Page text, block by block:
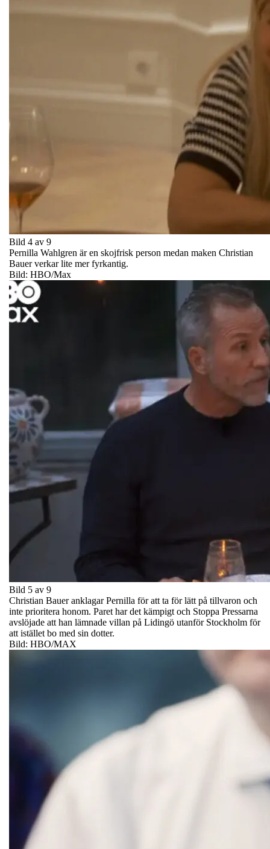
Bild 4 av 9
Pernilla Wahlgren är en skojfrisk person medan maken Christian
Bauer verkar lite mer fyrkantig.
Bild: HBO/Max
Bild 5 av 9
Christian Bauer anklagar Pernilla för att ta för lätt på tillvaron och
inte prioritera honom. Paret har det kämpigt och Stoppa Pressarna
avslöjade att han lämnade villan på Lidingö utanför Stockholm för
att istället bo med sin dotter.
Bild: HBO/MAX